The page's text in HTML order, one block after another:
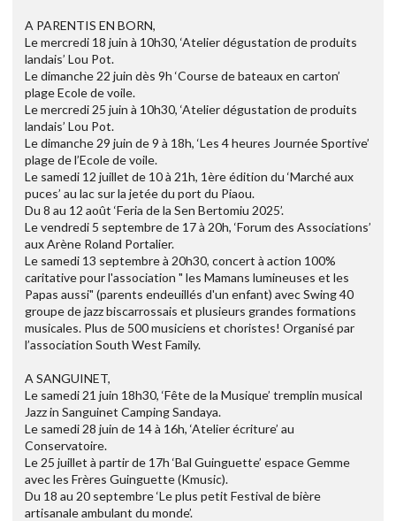
A PARENTIS EN BORN,
Le mercredi 18 juin à 10h30, ‘Atelier dégustation de produits
landais’ Lou Pot.
Le dimanche 22 juin dès 9h ‘Course de bateaux en carton’
plage Ecole de voile.
Le mercredi 25 juin à 10h30, ‘Atelier dégustation de produits
landais’ Lou Pot.
Le dimanche 29 juin de 9 à 18h, ‘Les 4 heures Journée Sportive’
plage de l’Ecole de voile.
Le samedi 12 juillet de 10 à 21h, 1ère édition du ‘Marché aux
puces’ au lac sur la jetée du port du Piaou.
Du 8 au 12 août ‘Feria de la Sen Bertomiu 2025’.
Le vendredi 5 septembre de 17 à 20h, ‘Forum des Associations’
aux Arène Roland Portalier.
Le samedi 13 septembre à 20h30, concert à action 100%
caritative pour l'association " les Mamans lumineuses et les
Papas aussi" (parents endeuillés d'un enfant) avec Swing 40
groupe de jazz biscarrossais et plusieurs grandes formations
musicales. Plus de 500 musiciens et choristes! Organisé par
l’association South West Family.
A SANGUINET,
Le samedi 21 juin 18h30, ‘Fête de la Musique’ tremplin musical
Jazz in Sanguinet Camping Sandaya.
Le samedi 28 juin de 14 à 16h, ‘Atelier écriture’ au
Conservatoire.
Le 25 juillet à partir de 17h ‘Bal Guinguette’ espace Gemme
avec les Frères Guinguette (Kmusic).
Du 18 au 20 septembre ‘Le plus petit Festival de bière
artisanale ambulant du monde’.